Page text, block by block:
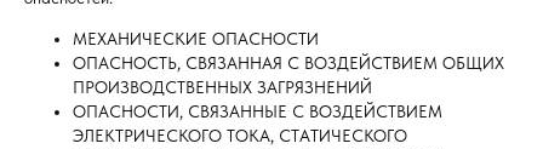
МЕХАНИЧЕСКИЕ ОПАСНОСТИ
ОПАСНОСТЬ, СВЯЗАННАЯ С ВОЗДЕЙСТВИЕМ ОБЩИХ
ПРОИЗВОДСТВЕННЫХ ЗАГРЯЗНЕНИЙ
ОПАСНОСТИ, СВЯЗАННЫЕ С ВОЗДЕЙСТВИЕМ
ЭЛЕКТРИЧЕСКОГО ТОКА, СТАТИЧЕСКОГО